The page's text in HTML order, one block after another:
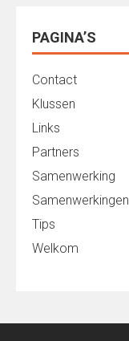
PAGINA’S
Contact
Klussen
Links
Partners
Samenwerking
Samenwerkingen
Tips
Welkom